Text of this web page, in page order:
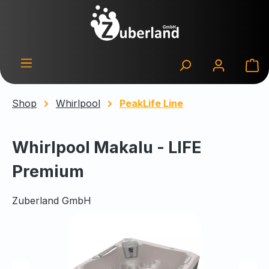
Zum Hauptinhalt springen
Shop Whirlpool PeakLife Line
Whirlpool Makalu - LIFE
Premium
Zuberland GmbH